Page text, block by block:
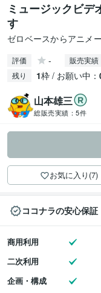
ミュージックビデ
す
ゼロベースからアニメ
評価 - 販売実績
残り 1枠 / お願い中：
山本雄三
総販売実績： 5件
お気に入り(7)
ココナラの安心保証
商用利用
二次利用
企画・構成